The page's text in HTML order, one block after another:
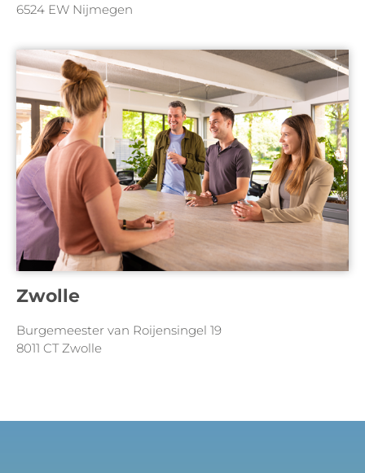
6524 EW Nijmegen
Zwolle
Burgemeester van Roijensingel 19
8011 CT Zwolle